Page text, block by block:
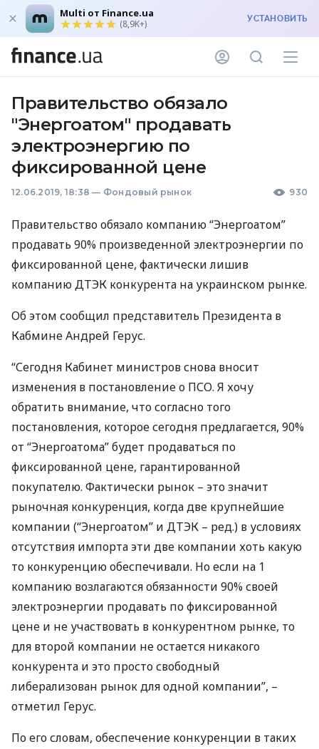
Multi от Finance.ua
(8,9K+) УСТАНОВИТЬ
Правительство обязало
"Энергоатом" продавать
электроэнергию по
фиксированной цене
12.06.2019, 18:38 — Фондовый рынок 930
Правительство обязало компанию “Энергоатом”
продавать 90% произведенной электроэнергии по
фиксированной цене, фактически лишив
компаниюДТЭК конкурента на украинском рынке.
Об этом сообщил представитель Президента в
Кабмине Андрей Герус.
“Сегодня Кабинет министров снова вносит
изменения в постановление о ПСО. Я хочу
обратить внимание, что согласно того
постановления, которое сегодня предлагается, 90%
от “Энергоатома” будет продаваться по
фиксированной цене, гарантированной
покупателю. Фактически рынок – это значит
рыночная конкуренция, когда две крупнейшие
компании (“Энергоатом” и ДТЭК – ред.) в условиях
отсутствия импорта эти две компании хоть какую
то конкуренцию обеспечивали. Но если на 1
компанию возлагаются обязанности 90% своей
электроэнергии продавать по фиксированной
цене и не участвовать в конкурентном рынке, то
для второй компании не остается никакого
конкурента и это просто свободный
либерализован рынок для одной компании”, –
отметил Герус.
По его словам, обеспечение конкуренции в таких